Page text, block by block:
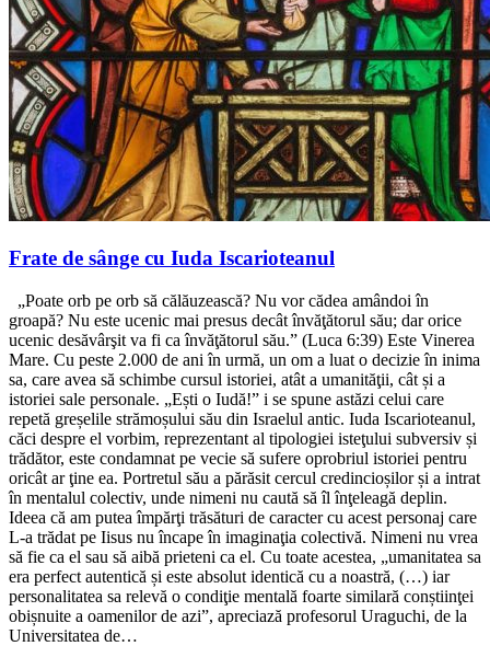
Frate de sânge cu Iuda Iscarioteanul
„Poate orb pe orb să călăuzească? Nu vor cădea amândoi în
groapă? Nu este ucenic mai presus decât învăţătorul său; dar orice
ucenic desăvârşit va fi ca învăţătorul său.” (Luca 6:39) Este Vinerea
Mare. Cu peste 2.000 de ani în urmă, un om a luat o decizie în inima
sa, care avea să schimbe cursul istoriei, atât a umanităţii, cât și a
istoriei sale personale. „Ești o Iudă!” i se spune astăzi celui care
repetă greșelile strămoșului său din Israelul antic. Iuda Iscarioteanul,
căci despre el vorbim, reprezentant al tipologiei isteţului subversiv și
trădător, este condamnat pe vecie să sufere oprobriul istoriei pentru
oricât ar ţine ea. Portretul său a părăsit cercul credincioșilor și a intrat
în mentalul colectiv, unde nimeni nu caută să îl înţeleagă deplin.
Ideea că am putea împărţi trăsături de caracter cu acest personaj care
L-a trădat pe Iisus nu încape în imaginaţia colectivă. Nimeni nu vrea
să fie ca el sau să aibă prieteni ca el. Cu toate acestea, „umanitatea sa
era perfect autentică și este absolut identică cu a noastră, (…) iar
personalitatea sa relevă o condiţie mentală foarte similară conștiinţei
obișnuite a oamenilor de azi”, apreciază profesorul Uraguchi, de la
Universitatea de…